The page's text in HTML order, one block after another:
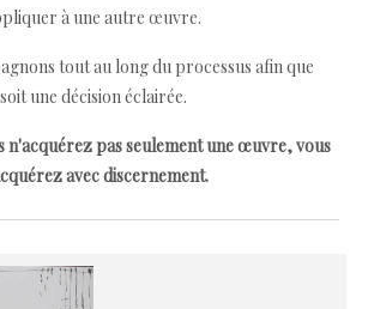
à une autre œuvre.
tout au long du processus afin que
une décision éclairée.
n'acquérez pas seulement une œuvre, vous
avec discernement.